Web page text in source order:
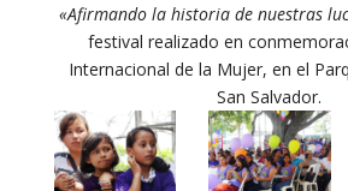
«Afirmando la historia de nuestras
festival realizado en
Internacional de la Mujer, en el
San Salvador.